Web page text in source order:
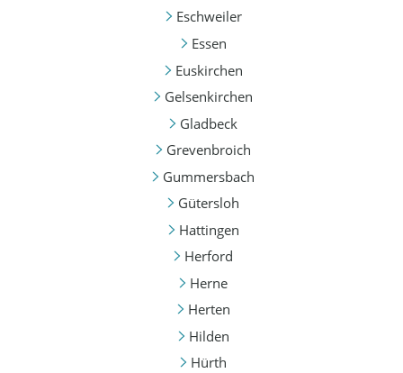
Eschweiler
Essen
Euskirchen
Gelsenkirchen
Gladbeck
Grevenbroich
Gummersbach
Gütersloh
Hattingen
Herford
Herne
Herten
Hilden
Hürth